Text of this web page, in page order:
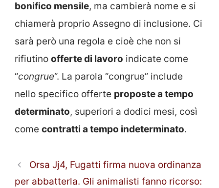
bonifico mensile, ma cambierà nome e si
chiamerà proprio Assegno di inclusione. Ci
sarà però una regola e cioè che non si
rifiutino offerte di lavoro indicate come
“congrue“. La parola “congrue” include
nello specifico offerte proposte a tempo
determinato, superiori a dodici mesi, così
come contratti a tempo indeterminato.
Orsa Jj4, Fugatti firma nuova ordinanza
per abbatterla. Gli animalisti fanno ricorso: